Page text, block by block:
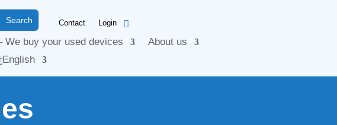
Contact Login
We buy your used devices
About us